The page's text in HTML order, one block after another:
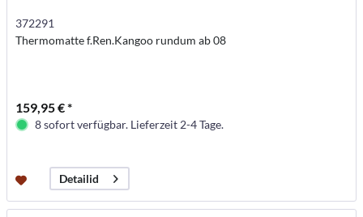
372291
Thermomatte f.Ren.Kangoo rundum ab 08
159,95 € *
8 sofort verfügbar. Lieferzeit 2-4 Tage.
Detailid